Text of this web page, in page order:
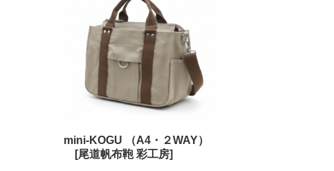
mini-KOGU （A4・２WAY）
[尾道帆布鞄 彩工房]